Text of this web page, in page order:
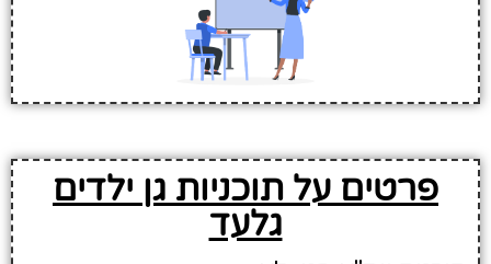
פרטים על תוכניות גן ילדים
גלעד